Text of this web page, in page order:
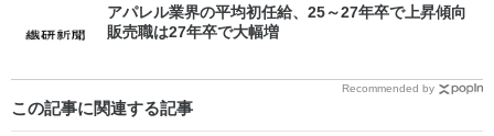
アパレル業界の平均初任給、25～27年卒で上昇傾向
販売職は27年卒で大幅増
Recommended by
この記事に関連する記事